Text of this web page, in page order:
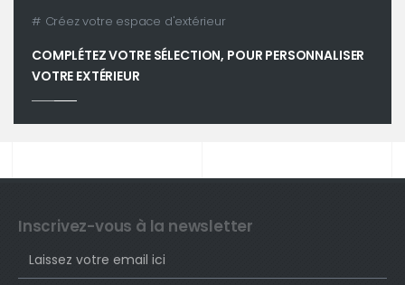
# Créez votre espace d'extérieur
COMPLÉTEZ VOTRE SÉLECTION, POUR PERSONNALISER
VOTRE EXTÉRIEUR
Inscrivez-vous à la newsletter